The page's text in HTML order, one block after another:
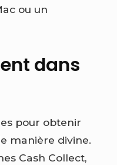
ou un
dans
pour obtenir
manière divine.
Cash Collect,